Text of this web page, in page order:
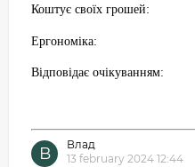
Коштує своїх грошей:
Ергономіка:
Відповідає очікуванням:
В
Влад
13 february 2024 12:44